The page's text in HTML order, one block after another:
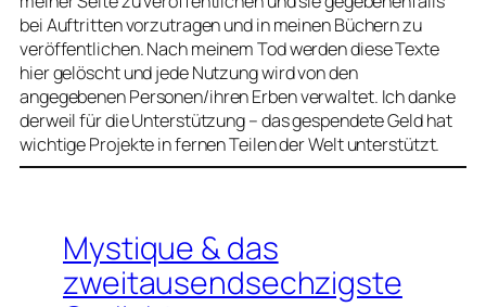
bei Auftritten vorzutragen und in meinen Büchern zu
veröffentlichen. Nach meinem Tod werden diese Texte
hier gelöscht und jede Nutzung wird von den
angegebenen Personen/ihren Erben verwaltet. Ich danke
derweil für die Unterstützung – das gespendete Geld hat
wichtige Projekte in fernen Teilen der Welt unterstützt.
Mystique & das
zweitausendsechzigste